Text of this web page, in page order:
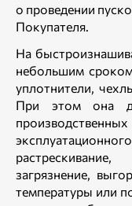
о проведении
Покупателя.
На
небольшим
уплотнители,
При этом она
загрязнение,
температуры или